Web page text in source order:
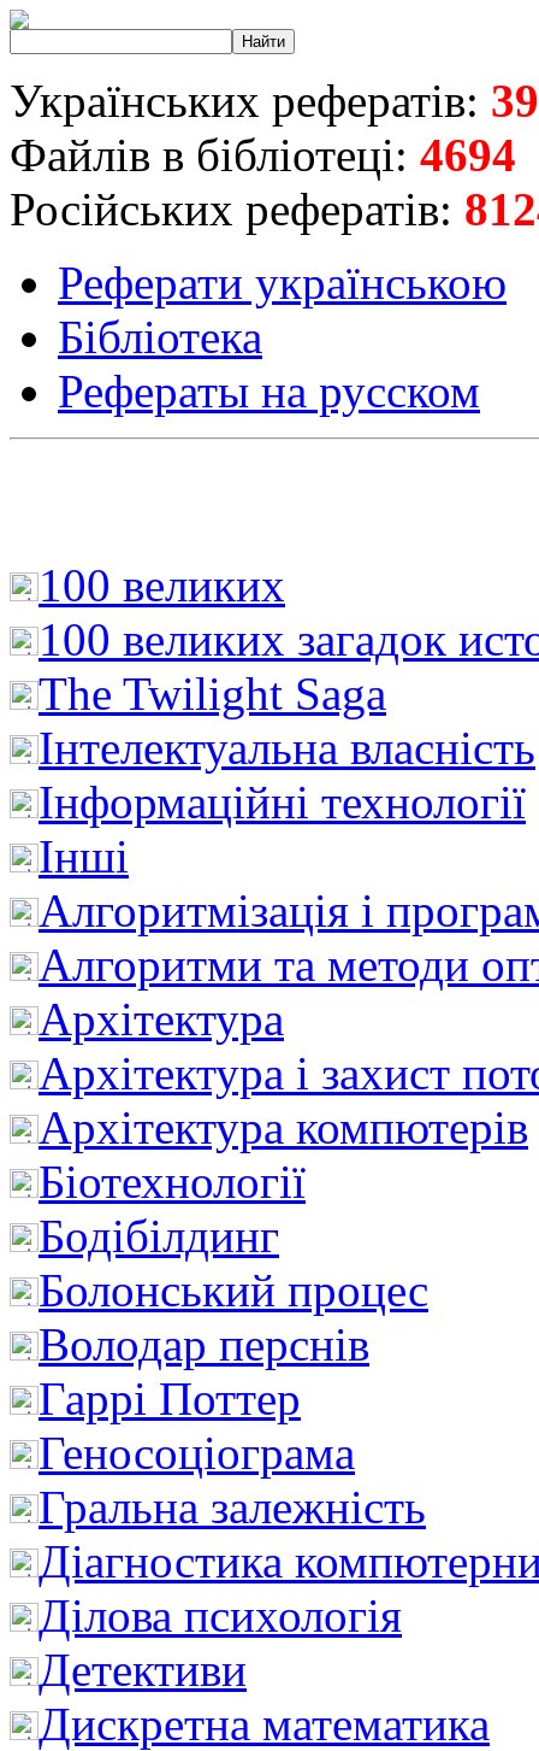
Українських рефератів:
Файлів в бібліотеці: 4694
Російських рефератів:
Реферати українською
Бібліотека
Рефераты на русском
100 великих
100 великих загадок
The Twilight Saga
Інтелектуальна влaсність
Інформаційні технології
Інші
Алгоритмізація і
Алгоритми та методи
Архітектура
Архітектура і захист
Архітектура компютерів
Біотехнології
Бодібілдинг
Болонський процес
Володар перснів
Гаррі Поттер
Геносоціограма
Гральна залежність
Діагностика
Ділова психологія
Детективи
Дискретна математика